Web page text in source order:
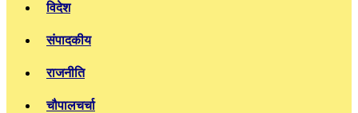
विदेश
संपादकीय
राजनीति
चौपालचर्चा